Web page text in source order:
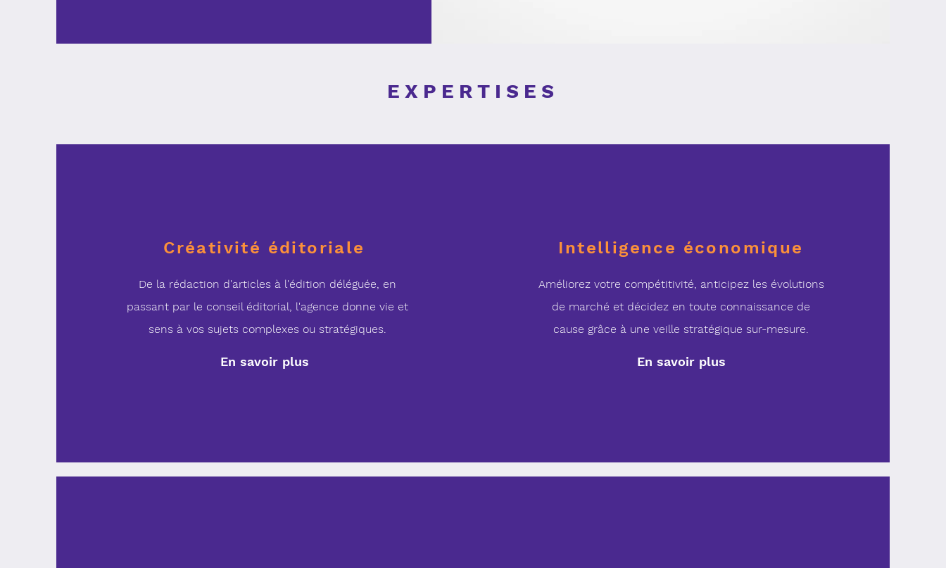
EXPERTISES
Créativité éditoriale
De la rédaction d'articles à l'édition déléguée, en
passant par le conseil éditorial, l'agence donne vie et
sens à vos sujets complexes ou stratégiques.
En savoir plus
Intelligence économique
Améliorez votre compétitivité, anticipez les évolutions
de marché et décidez en toute connaissance de
cause grâce à une veille stratégique sur-mesure.
En savoir plus